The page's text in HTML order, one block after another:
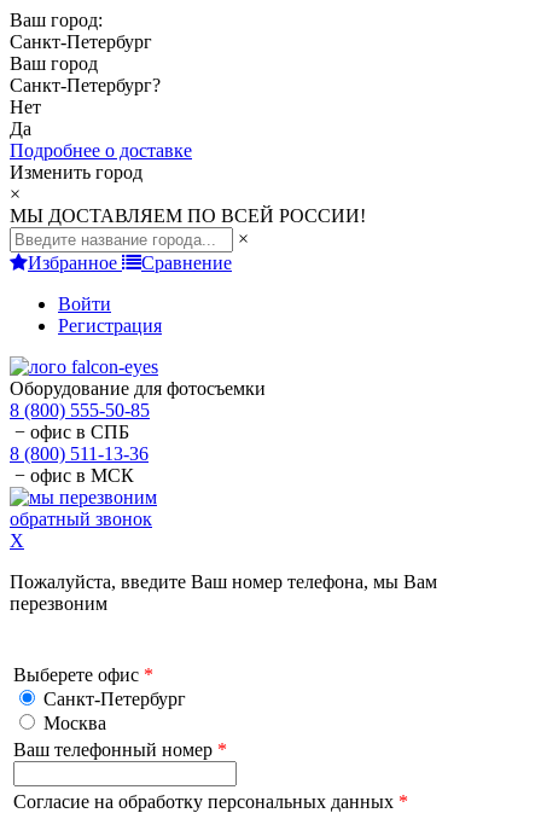
Ваш город:
Санкт-Петербург
Ваш город
Санкт-Петербург?
Нет
Да
Подробнее о доставке
Изменить город
×
МЫ ДОСТАВЛЯЕМ ПО ВСЕЙ РОССИИ!
×
Избранное
Сравнение
Войти
Регистрация
Оборудование для фотосъемки
8 (800) 555-50-85
− офис в СПБ
8 (800) 511-13-36
− офис в МСК
обратный звонок
X
Пожалуйста, введите Ваш номер телефона, мы Вам
перезвоним
Выберете офис *
Санкт-Петербург
Москва
Ваш телефонный номер *
Согласие на обработку персональных данных *